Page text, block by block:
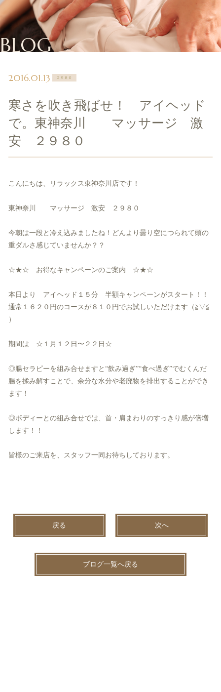
BLOG
2016.01.13 ２９８０
寒さを吹き飛ばせ！ アイヘッド
で。東神奈川 マッサージ 激
安 ２９８０
こんにちは、リラックス東神奈川店です！
東神奈川 マッサージ 激安 ２９８０
今朝は一段と冷え込みましたね！ どんより曇り空につられて頭の
重ダルさ感じていませんか？？
☆★☆ お得なキャンペーンのご案内 ☆★☆
本日より アイヘッド１５分 半額キャンペーンがスタート！！
通常１６２０円のコースが８１０円でお試しいただけます（≧▽≦
）
期間は ☆１月１２日〜２２日☆
◎腸セラピーを組み合せますと“飲み過ぎ”“食べ過ぎ”でむくんだ
腸を揉み解すことで、 余分な水分や老廃物を排出することができ
ます！
◎ボディーとの組み合せでは、首・ 肩まわりのすっきり感が倍増
します！！
皆様のご来店を、スタッフ一同お待ちしております。
戻る 次へ
ブログ一覧へ戻る